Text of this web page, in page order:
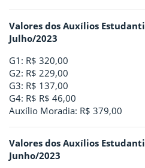
Valores dos Auxílios
Julho/2023
G1: R$ 320,00
G2: R$ 229,00
G3: R$ 137,00
G4: R$ R$ 46,00
Auxílio Moradia: R$ 379,00
Valores dos Auxílios
Junho/2023